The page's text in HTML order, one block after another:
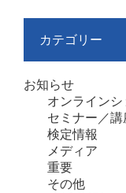
カテゴリー
お知らせ
オンラインシ
セミナー／講
検定情報
メディア
重要
その他